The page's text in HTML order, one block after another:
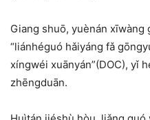
Giang shuō, yuènán xīwàng
“liánhéguó hǎiyáng fǎ
xíngwéi xuānyán”(DOC), yǐ
zhēngduān.